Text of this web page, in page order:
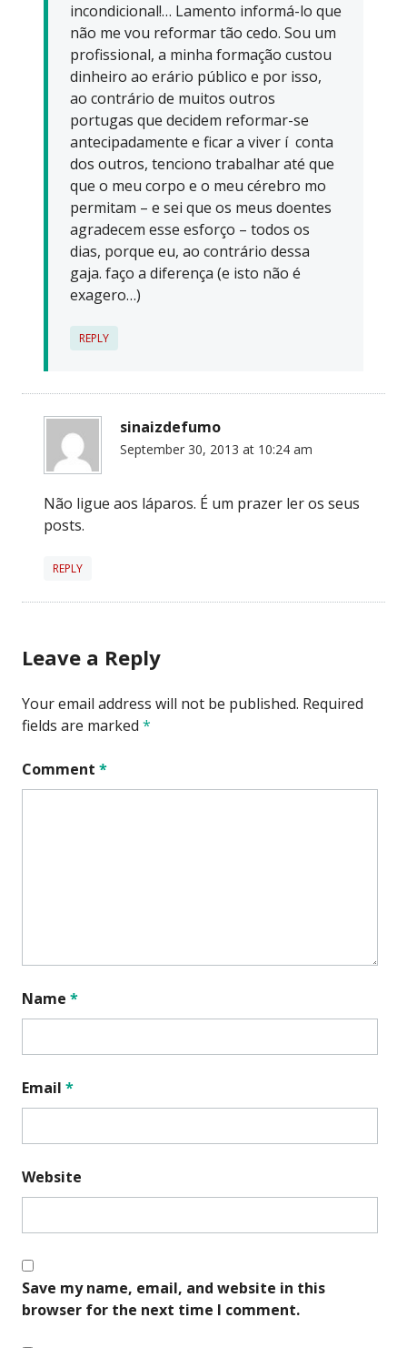
incondicional!… Lamento informá-lo que
não me vou reformar tão cedo. Sou um
profissional, a minha formação custou
dinheiro ao erário público e por isso,
ao contrário de muitos outros
portugas que decidem reformar-se
antecipadamente e ficar a viver í conta
dos outros, tenciono trabalhar até que
que o meu corpo e o meu cérebro mo
permitam – e sei que os meus doentes
agradecem esse esforço – todos os
dias, porque eu, ao contrário dessa
gaja. faço a diferença (e isto não é
exagero…)
REPLY
sinaizdefumo
September 30, 2013 at 10:24 am
Não ligue aos láparos. É um prazer ler os seus
posts.
REPLY
Leave a Reply
Your email address will not be published. Required
fields are marked *
Comment *
Name *
Email *
Website
Save my name, email, and website in this
browser for the next time I comment.